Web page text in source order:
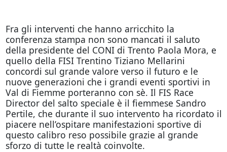
Fra gli interventi che hanno arricchito la
conferenza stampa non sono mancati il saluto
della presidente del CONI di Trento Paola Mora, e
quello della FISI Trentino Tiziano Mellarini
concordi sul grande valore verso il futuro e le
nuove generazioni che i grandi eventi sportivi in
Val di Fiemme porteranno con sè. Il FIS Race
Director del salto speciale è il fiemmese Sandro
Pertile, che durante il suo intervento ha ricordato il
piacere nell’ospitare manifestazioni sportive di
questo calibro reso possibile grazie al grande
sforzo di tutte le realtà coinvolte.